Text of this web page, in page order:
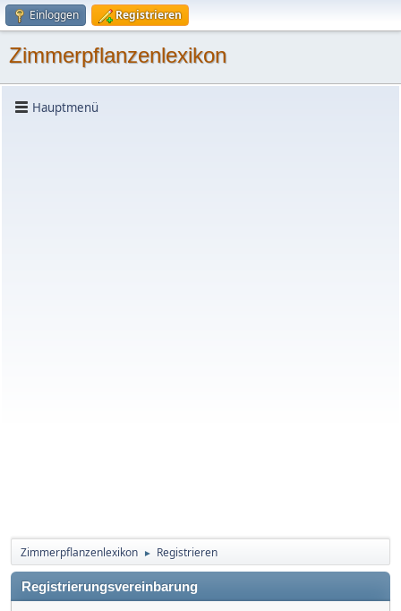
Einloggen Registrieren
Zimmerpflanzenlexikon
Hauptmenü
Zimmerpflanzenlexikon ► Registrieren
Registrierungsvereinbarung